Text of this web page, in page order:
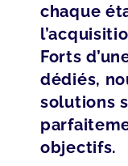
chaque
Forts
dédiés,
solutions
objectifs.